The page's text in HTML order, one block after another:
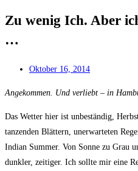
Zu wenig Ich. Aber
…
Oktober 16, 2014
Angekommen. Und verliebt – in
Das Wetter hier ist unbeständig,
tanzenden Blättern, unerwarteten
Indian Summer. Von Sonne zu Grau
dunkler, zeitiger. Ich sollte mir eine